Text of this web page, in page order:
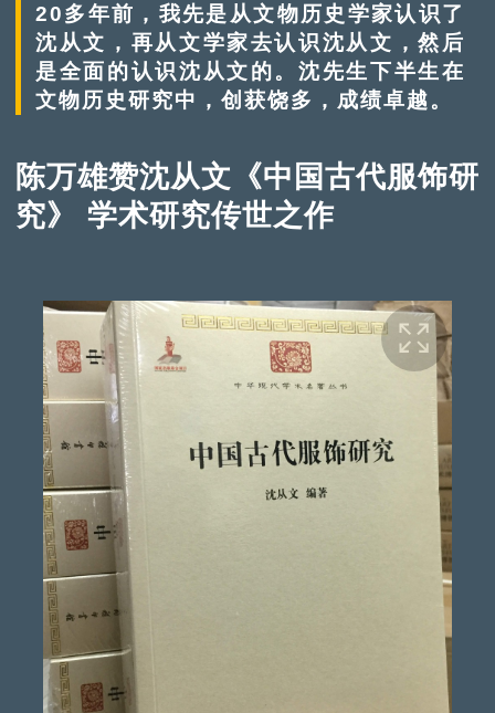
20多年前，我先是从文物历史学家认识了
沈从文，再从文学家去认识沈从文，然后
是全面的认识沈从文的。沈先生下半生在
文物历史研究中，创获饶多，成绩卓越。
陈万雄赞沈从文《中国古代服饰研
究》 学术研究传世之作